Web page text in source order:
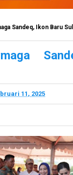
Sandeq, Ikon Baru
11, 2025